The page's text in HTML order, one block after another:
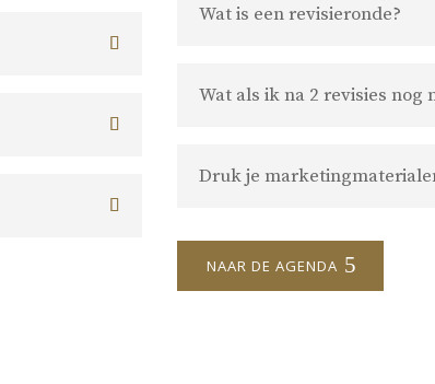
Wat is een revisieronde?
Wat als ik na 2 revisies nog
Druk je
NAAR DE AGENDA